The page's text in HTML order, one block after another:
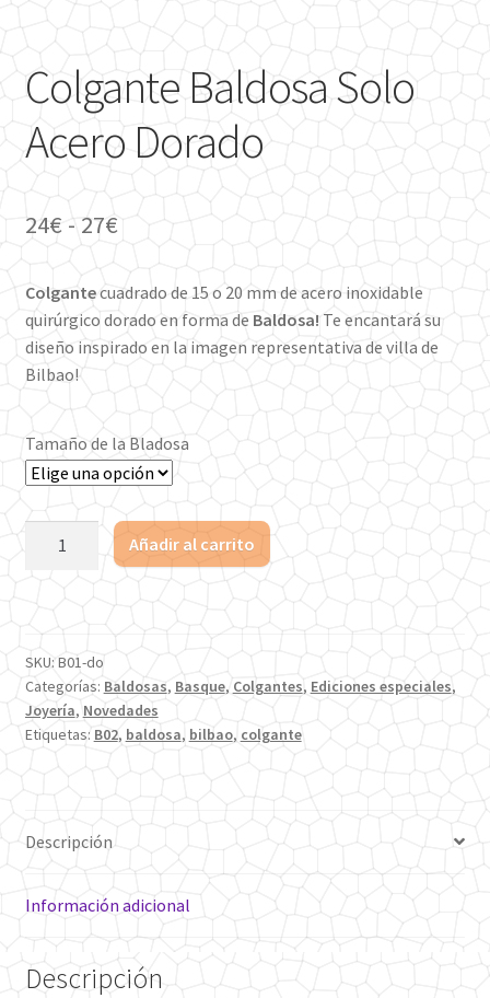
Colgante Baldosa Solo
Acero Dorado
24€ - 27€Rango
de
precios:
desde
24€
hasta
27€
Colgantecuadrado de 15 o 20 mm de acero inoxidable
quirúrgico dorado en forma de Baldosa!Te encantará su
diseño inspirado en la imagen representativa de villa de
Bilbao!
Tamaño de la Bladosa
Solo
Acero
Dorado
cantidad
Añadir al carrito
SKU:B01-do
Categorías: Baldosas, Basque, Colgantes, Ediciones especiales,
Joyería, Novedades
Etiquetas:B02, baldosa, bilbao, colgante
Descripción
Información adicional
Descripción